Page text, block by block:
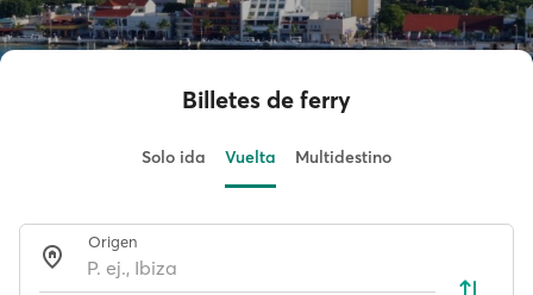
Billetes de ferry
Solo ida Vuelta Multidestino
Origen